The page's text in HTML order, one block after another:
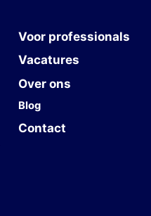
Voor professionals
Vacatures
Over ons
Blog
Contact